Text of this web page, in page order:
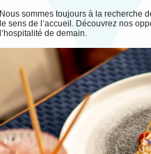
Nous sommes toujours à la recherche
le sens de l’accueil. Découvrez nos
l’hospitalité de demain.